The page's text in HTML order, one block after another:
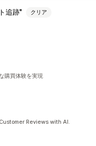
追跡 クリア
購買体験を実現
Reviews with AI.